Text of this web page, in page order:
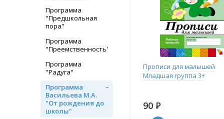
Программа
"Предшкольная
пора"
Программа
"Преемственность"
Программа
"Радуга"
Программа
Васильева М.А.
"От рождения до
школы"
Прописи для малышей
Младшая группа 3+
90 Р